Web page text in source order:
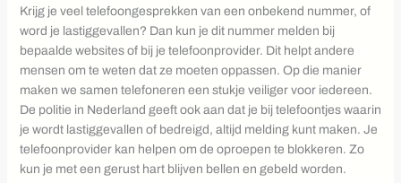
Krijg je veel telefoongesprekken van een onbekend nummer, of
word je lastiggevallen? Dan kun je dit nummer melden bij
bepaalde websites of bij je telefoonprovider. Dit helpt andere
mensen om te weten dat ze moeten oppassen. Op die manier
maken we samen telefoneren een stukje veiliger voor iedereen.
De politie in Nederland geeft ook aan dat je bij telefoontjes waarin
je wordt lastiggevallen of bedreigd, altijd melding kunt maken. Je
telefoonprovider kan helpen om de oproepen te blokkeren. Zo
kun je met een gerust hart blijven bellen en gebeld worden.